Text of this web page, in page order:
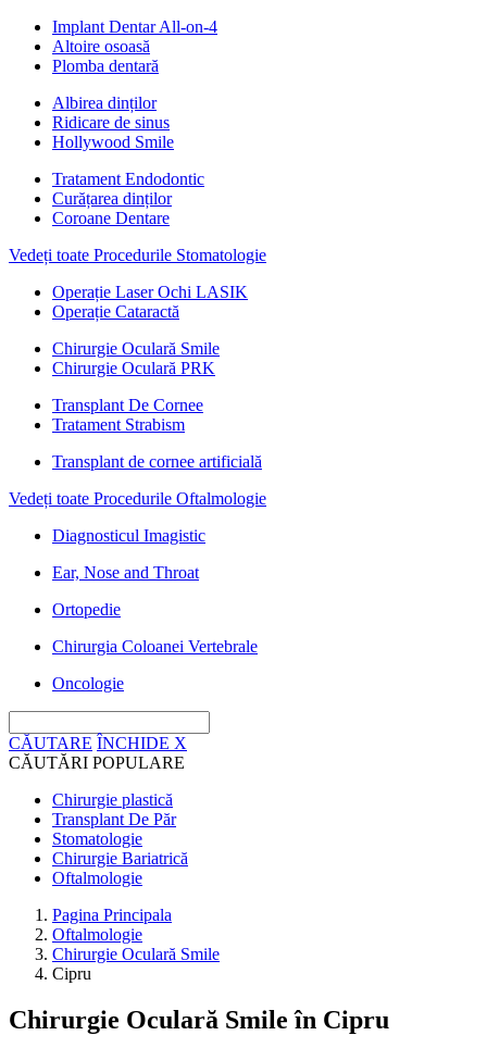
Implant Dentar All-on-4
Altoire osoasă
Plomba dentară
Albirea dinților
Ridicare de sinus
Hollywood Smile
Tratament Endodontic
Curățarea dinților
Coroane Dentare
Vedeți toate Procedurile Stomatologie
Operație Laser Ochi LASIK
Operație Cataractă
Chirurgie Oculară Smile
Chirurgie Oculară PRK
Transplant De Cornee
Tratament Strabism
Transplant de cornee artificială
Vedeți toate Procedurile Oftalmologie
Diagnosticul Imagistic
Ear, Nose and Throat
Ortopedie
Chirurgia Coloanei Vertebrale
Oncologie
CĂUTARE ÎNCHIDE X
CĂUTĂRI POPULARE
Chirurgie plastică
Transplant De Păr
Stomatologie
Chirurgie Bariatrică
Oftalmologie
Pagina Principala
Oftalmologie
Chirurgie Oculară Smile
Cipru
Chirurgie Oculară Smileîn Cipru